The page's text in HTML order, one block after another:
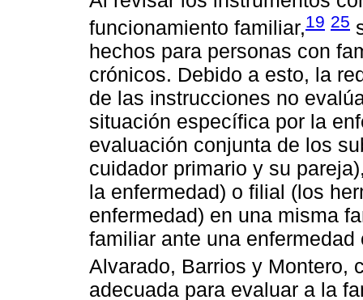
funcionamiento familiar,19 25
hechos para personas con
crónicos. Debido a esto, la
de las instrucciones no
situación específica por la
evaluación conjunta de los
cuidador primario y su
la enfermedad) o filial (los
enfermedad) en una misma
familiar ante una
Alvarado, Barrios y Montero,
adecuada para evaluar a la